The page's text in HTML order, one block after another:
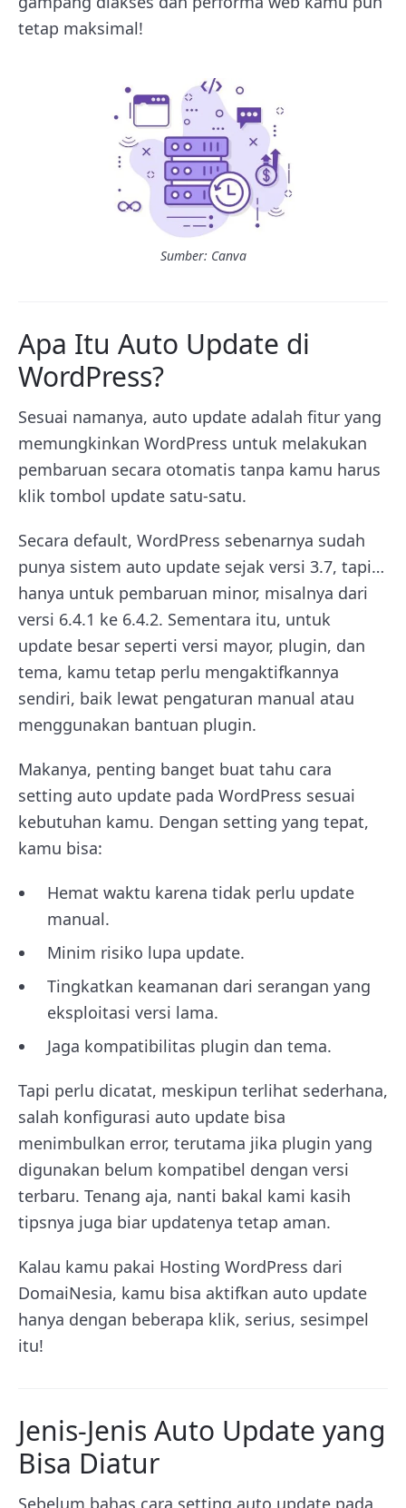
tetap maksimal!
Sumber: Canva
Apa Itu Auto Update di
WordPress?
Sesuai namanya, auto update adalah fitur yang
memungkinkan WordPress untuk melakukan
pembaruan secara otomatis tanpa kamu harus
klik tombol update satu-satu.
Secara default, WordPress sebenarnya sudah
punya sistem auto update sejak versi 3.7, tapi…
hanya untuk pembaruan minor, misalnya dari
versi 6.4.1 ke 6.4.2. Sementara itu, untuk
update besar seperti versi mayor, plugin, dan
tema, kamu tetap perlu mengaktifkannya
sendiri, baik lewat pengaturan manual atau
menggunakan bantuan plugin.
Makanya, penting banget buat tahu cara
setting auto update pada WordPress sesuai
kebutuhan kamu. Dengan setting yang tepat,
kamu bisa:
Hemat waktu karena tidak perlu update
manual.
Minim risiko lupa update.
Tingkatkan keamanan dari serangan yang
eksploitasi versi lama.
Jaga kompatibilitas plugin dan tema.
Tapi perlu dicatat, meskipun terlihat sederhana,
salah konfigurasi auto update bisa
menimbulkan error, terutama jika plugin yang
digunakan belum kompatibel dengan versi
terbaru. Tenang aja, nanti bakal kami kasih
tipsnya juga biar updatenya tetap aman.
Kalau kamu pakai Hosting WordPress dari
DomaiNesia, kamu bisa aktifkan auto update
hanya dengan beberapa klik, serius, sesimpel
itu!
Jenis-Jenis Auto Update yang
Bisa Diatur
Sebelum bahas cara setting auto update pada